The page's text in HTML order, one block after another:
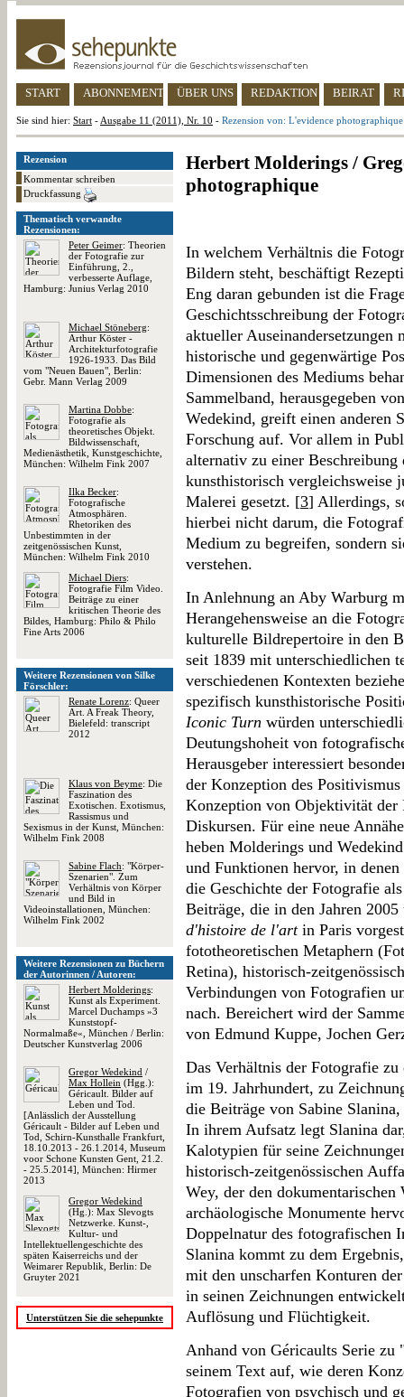
START ABONNEMENT ÜBER UNS REDAKTION BEIRAT
Sie sind hier: Start - Ausgabe 11 (2011), Nr. 10 - Rezension von: L'evidence photographique
Rezension
Kommentar schreiben
Druckfassung
Thematisch verwandte
Rezensionen:
Peter Geimer: Theorien
der Fotografie zur
Einführung, 2.,
verbesserte Auflage,
Hamburg: Junius Verlag 2010
Michael Stöneberg:
Arthur Köster -
Architekturfotografie
1926-1933. Das Bild
vom "Neuen Bauen", Berlin:
Gebr. Mann Verlag 2009
Martina Dobbe:
Fotografie als
theoretisches Objekt.
Bildwissenschaft,
Medienästhetik, Kunstgeschichte,
München: Wilhelm Fink 2007
Ilka Becker:
Fotografische
Atmosphären.
Rhetoriken des
Unbestimmten in der
zeitgenössischen Kunst,
München: Wilhelm Fink 2010
Michael Diers:
Fotografie Film Video.
Beiträge zu einer
kritischen Theorie des
Bildes, Hamburg: Philo & Philo
Fine Arts 2006
Weitere Rezensionen von Silke
Förschler:
Renate Lorenz: Queer
Art. A Freak Theory,
Bielefeld: transcript
2012
Klaus von Beyme: Die
Faszination des
Exotischen. Exotismus,
Rassismus und
Sexismus in der Kunst, München:
Wilhelm Fink 2008
Sabine Flach: "Körper-
Szenarien". Zum
Verhältnis von Körper
und Bild in
Videoinstallationen, München:
Wilhelm Fink 2002
Weitere Rezensionen zu Büchern
der Autorinnen / Autoren:
Herbert Molderings:
Kunst als Experiment.
Marcel Duchamps »3
Kunststopf-
Normalmaße«, München / Berlin:
Deutscher Kunstverlag 2006
Gregor Wedekind /
Max Hollein (Hgg.):
Géricault. Bilder auf
Leben und Tod.
[Anlässlich der Ausstellung
Géricault - Bilder auf Leben und
Tod, Schirn-Kunsthalle Frankfurt,
18.10.2013 - 26.1.2014, Museum
voor Schone Kunsten Gent, 21.2.
- 25.5.2014], München: Hirmer
2013
Gregor Wedekind
(Hg.): Max Slevogts
Netzwerke. Kunst-,
Kultur- und
Intellektuellengeschichte des
späten Kaiserreichs und der
Weimarer Republik, Berlin: De
Gruyter 2021
Unterstützen Sie die sehepunkte
Herbert Molderings /
photographique
In welchem Verhältnis die
Bildern steht, beschäftigt
Eng daran gebunden ist die
Geschichtsschreibung der
aktueller Auseinandersetzungen
historische und gegenwärtige
Dimensionen des Mediums
Sammelband, herausgegeben
Wedekind, greift einen anderen
Forschung auf. Vor allem in
alternativ zu einer Beschreibung
kunsthistorisch vergleichsweise
Malerei gesetzt. [3] Allerdings,
hierbei nicht darum, die
Medium zu begreifen, sondern
verstehen.
In Anlehnung an Aby Warburg
Herangehensweise an die
kulturelle Bildrepertoire in den
seit 1839 mit unterschiedlichen
verschiedenen Kontexten
spezifisch kunsthistorische
Iconic Turn würden
Deutungshoheit von
Herausgeber interessiert
der Konzeption des
Konzeption von Objektivität der
Diskursen. Für eine neue
heben Molderings und
und Funktionen hervor, in
die Geschichte der Fotografie
Beiträge, die in den Jahren
d'histoire de l'artin Paris
fototheoretischen Metaphern
Retina), historisch-
Verbindungen von Fotografien
nach. Bereichert wird der
von Edmund Kuppe, Jochen
Das Verhältnis der Fotografie
im 19. Jahrhundert, zu
die Beiträge von Sabine
In ihrem Aufsatz legt Slanina
Kalotypien für seine
historisch-zeitgenössischen
Wey, der den
archäologische Monumente
Doppelnatur des fotografischen
Slanina kommt zu dem
mit den unscharfen Konturen
in seinen Zeichnungen
Auflösung und Flüchtigkeit.
Anhand von Géricaults Serie
seinem Text auf, wie deren
Fotografien von psychisch und